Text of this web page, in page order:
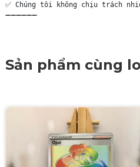
✅ Chúng tôi không chịu trách
➖➖➖➖➖➖
Sản phẩm cùng